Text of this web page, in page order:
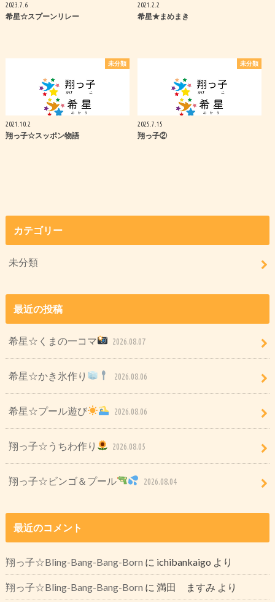
2023.7.6
希星☆スプーンリレー
2021.2.2
希星★まめまき
未分類
2021.10.2
翔っ子☆スッポン物語
未分類
2025.7.15
翔っ子②
カテゴリー
未分類
最近の投稿
希星☆くまの一コマ 2026.08.07
希星☆かき氷作り 2026.08.06
希星☆プール遊び 2026.08.06
翔っ子☆うちわ作り 2026.08.05
翔っ子☆ビンゴ＆プール 2026.08.04
最近のコメント
翔っ子☆Bling-Bang-Bang-Born に ichibankaigo より
翔っ子☆Bling-Bang-Bang-Born に 満田 ますみ より